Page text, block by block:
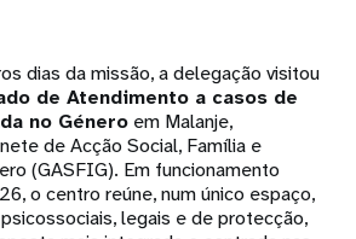
de Atendimento a casos de
no Géneroem Malanje,
de Acção Social, Família e
(GASFIG). Em funcionamento
o centro reúne, num único espaço,
legais e de protecção,
mais integrada e centrada nas